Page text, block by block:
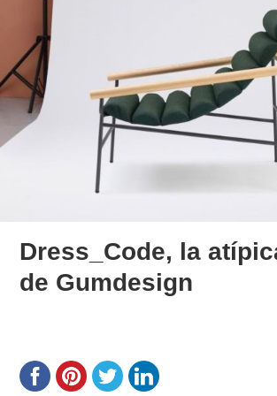
Dress_Code, la
de Gumdesign